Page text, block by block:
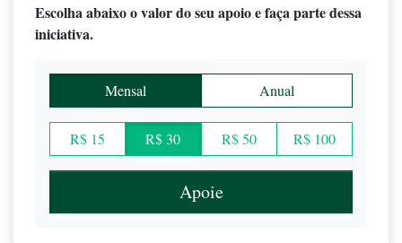
Escolha abaixo o valor do seu apoio e faça parte dessa
iniciativa.
Mensal Anual
R$ 15 R$ 30 R$ 50 R$ 100
Apoie